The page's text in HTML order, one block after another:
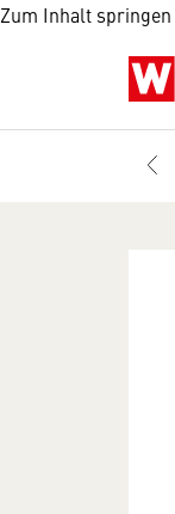
Zum Inhalt springen